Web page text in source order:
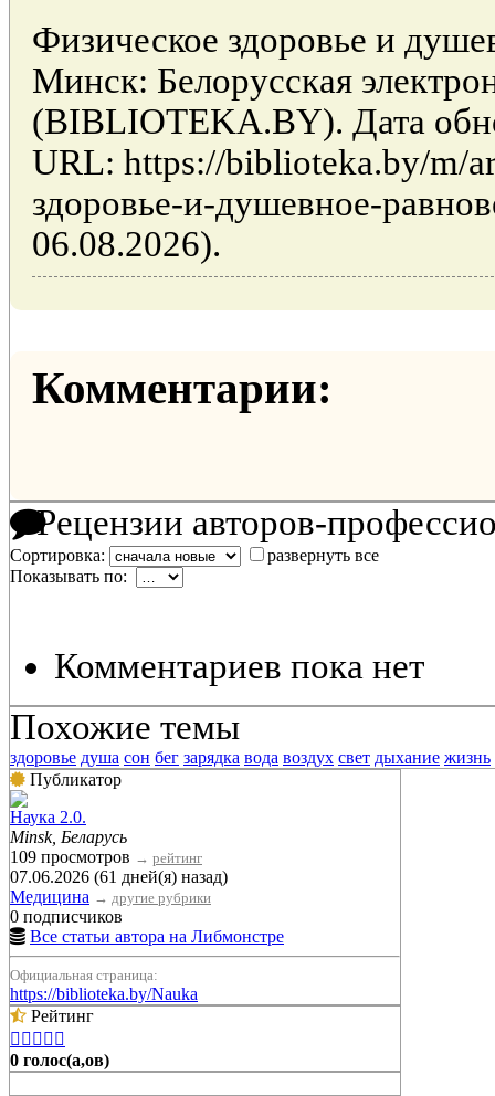
Физическое здоровье и
Минск: Белорусская
(BIBLIOTEKA.BY). Дата
URL: https://biblioteka.by/m/
здоровье-и-душевное-
06.08.2026).
Комментарии:
Рецензии авторов-
Сортировка:
развернуть все
Показывать по:
Комментариев пока нет
Похожие темы
здоровье душа сон бег зарядка вода воздух свет дыхание жизнь
Публикатор
Наука 2.0.
Minsk, Беларусь
109 просмотров → рейтинг
07.06.2026 (61 дней(я) назад)
Медицина → другие рубрики
0 подписчиков
Все статьи автора на Либмонстре
Официальная страница:
https://biblioteka.by/Nauka
Рейтинг
    
0 голос(а,ов)